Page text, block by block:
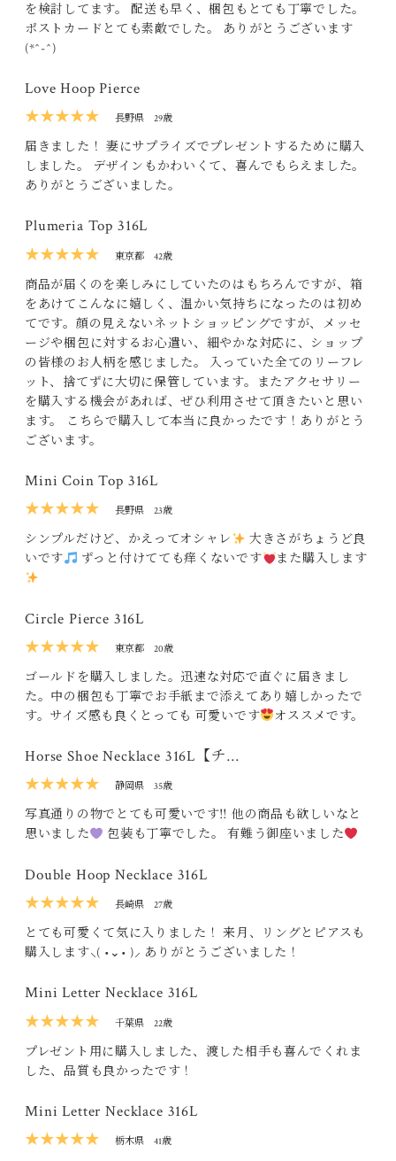
を検討してます。 配送も早く、梱包もとても丁寧でした。
ポストカードとても素敵でした。 ありがとうございます
(*^-^)
Love Hoop Pierce
★★★★★
長野県 29歳
届きました！ 妻にサプライズでプレゼントするために購入
しました。 デザインもかわいくて、喜んでもらえました。
ありがとうございました。
Plumeria Top 316L
★★★★★
東京都 42歳
商品が届くのを楽しみにしていたのはもちろんですが、箱
をあけてこんなに嬉しく、温かい気持ちになったのは初め
てです。顔の見えないネットショッピングですが、メッセ
ージや梱包に対するお心遣い、細やかな対応に、ショップ
の皆様のお人柄を感じました。 入っていた全てのリーフレ
ット、捨てずに大切に保管しています。またアクセサリー
を購入する機会があれば、ぜひ利用させて頂きたいと思い
ます。 こちらで購入して本当に良かったです！ありがとう
ございます。
Mini Coin Top 316L
★★★★★
長野県 23歳
シンプルだけど、かえってオシャレ
大きさがちょうど良
いです
ずっと付けてても痒くないです また購入します
Circle Pierce 316L
★★★★★
東京都 20歳
ゴールドを購入しました。迅速な対応で直ぐに届きまし
た。中の梱包も丁寧でお手紙まで添えてあり嬉しかったで
す。サイズ感も良くとっても 可愛いです
オススメです。
Horse Shoe Necklace 316L【チ…
★★★★★
静岡県 35歳
写真通りの物でとても可愛いです‼ 他の商品も欲しいなと
思いました
包装も丁寧でした。 有難う御座いました
Double Hoop Necklace 316L
★★★★★
長崎県 27歳
とても可愛くて気に入りました！ 来月、リングとピアスも
購入します‪⸜( •⌄• )⸝‬ ありがとうございました！
Mini Letter Necklace 316L
★★★★★
千葉県 22歳
プレゼント用に購入しました、渡した相手も喜んでくれま
した、品質も良かったです！
Mini Letter Necklace 316L
★★★★★
栃木県 41歳